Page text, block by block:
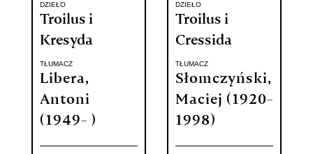
DZIEŁO
Troilus i
Kresyda
TŁUMACZ
Libera,
Antoni
(1949- )
DZIEŁO
Troilus i
Cressida
TŁUMACZ
Słomczyński,
Maciej (1920-
1998)